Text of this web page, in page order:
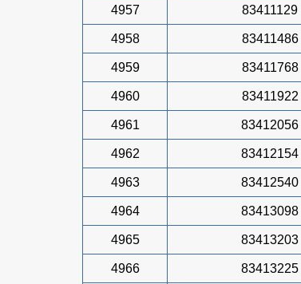
4957 83411129
4958 83411486
4959 83411768
4960 83411922
4961 83412056
4962 83412154
4963 83412540
4964 83413098
4965 83413203
4966 83413225